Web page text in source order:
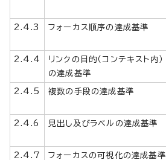
2.4.3 フォーカス順序の達成基準
2.4.4
リンクの目的（コンテキスト内）
の達成基準
2.4.5 複数の手段の達成基準
2.4.6 見出し及びラベルの達成基準
2.4.7 フォーカスの可視化の達成基準